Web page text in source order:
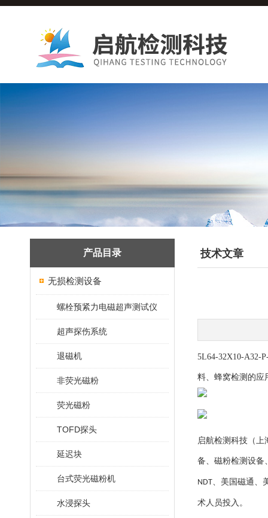
产品目录
无损检测设备
螺栓预紧力电磁超声测试仪
超声探伤系统
退磁机
非荧光磁粉
荧光磁粉
TOFD探头
延迟块
台式荧光磁粉机
水浸探头
技术文章
5L64-32X10-A32-
料、蜂窝检测的应
启航检测科技（
备、磁粉检测设备
NDT、美国磁通、
术人员投入。